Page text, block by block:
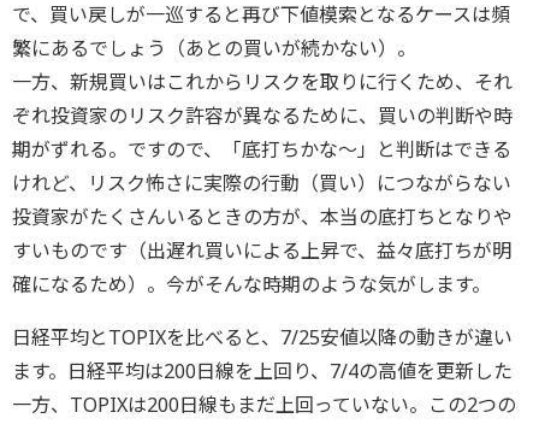
で、買い戻しが一巡すると再び下値模索となるケースは頻
繁にあるでしょう（あとの買いが続かない）。
一方、新規買いはこれからリスクを取りに行くため、それ
ぞれ投資家のリスク許容が異なるために、買いの判断や時
期がずれる。ですので、「底打ちかな～」と判断はできる
けれど、リスク怖さに実際の行動（買い）につながらない
投資家がたくさんいるときの方が、本当の底打ちとなりや
すいものです（出遅れ買いによる上昇で、益々底打ちが明
確になるため）。今がそんな時期のような気がします。
日経平均とTOPIXを比べると、7/25安値以降の動きが違い
ます。日経平均は200日線を上回り、7/4の高値を更新した
一方、TOPIXは200日線もまだ上回っていない。この2つの